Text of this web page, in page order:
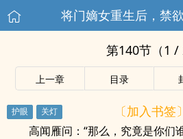
将门嫡女重生后，禁
第140节（1 /
上一章 目录
〔加入书签〕
高闻雁问：“那么，究竟是你们